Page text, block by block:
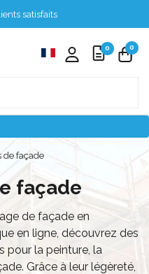
satisfaits
0 0
de façade
façade
de façade en
en ligne, découvrez des
pour la peinture, la
Grâce à leur légèreté,